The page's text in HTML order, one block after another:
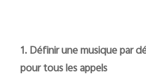
1. Définir une musique par
pour tous les appels